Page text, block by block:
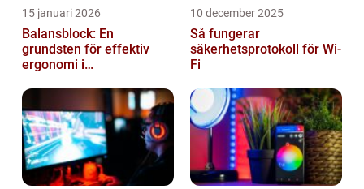
15 januari 2026
Balansblock: En
grundsten för effektiv
ergonomi i
10 december 2025
Så fungerar
säkerhetsprotokoll för Wi-
Fi